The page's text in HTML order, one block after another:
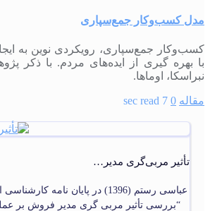
مدل کسب‌وکار جمع‌سپاری
کسب‌وکار جمع‌سپاری، رویکردی نوین به
با بهره گیری از ایده‌های مردم. با ذکر
نبراسکا، اوماها.
مقاله 0
7 sec read
تأثیر مربی‌گری مدیر…
عباسی رستم (1396) در پایان‏ نامه
“بررسی تأثیر مربی گری مدیر فروش بر